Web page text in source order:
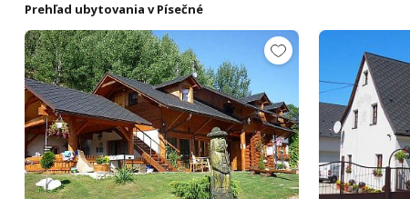
Prehľad ubytovania v Písečné